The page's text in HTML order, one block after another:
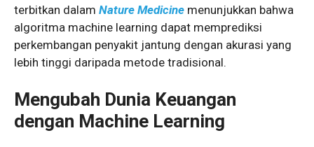
terbitkan dalam Nature Medicine menunjukkan bahwa
algoritma machine learning dapat memprediksi
perkembangan penyakit jantung dengan akurasi yang
lebih tinggi daripada metode tradisional.
Mengubah Dunia Keuangan
dengan Machine Learning